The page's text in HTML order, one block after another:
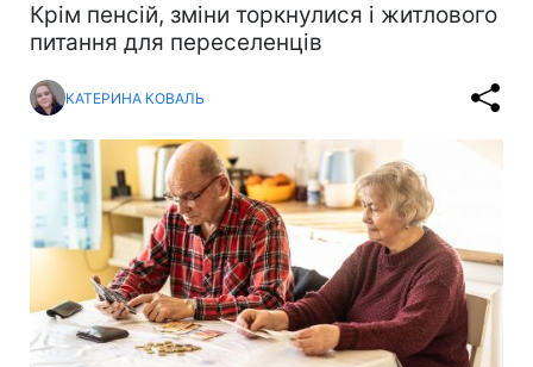
Крім пенсій, зміни торкнулися і житлового
питання для переселенців
КАТЕРИНА КОВАЛЬ